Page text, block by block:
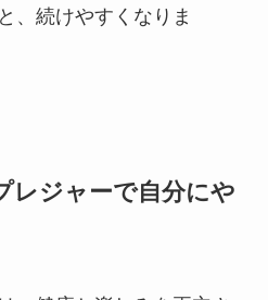
、続けやすくなりま
レジャーで自分にや